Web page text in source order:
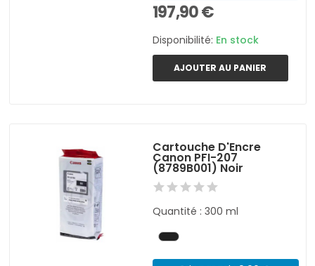
197,90 €
Disponibilité: En stock
AJOUTER AU PANIER
Cartouche D'Encre
Canon PFI-207
(8789B001) Noir
Quantité : 300 ml